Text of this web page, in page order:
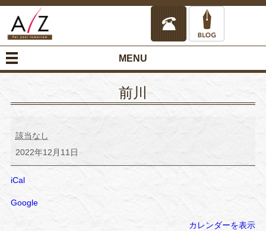
MENU
前川
川該当なし
2022年12月11日
iCal
Google
カレンダーを表示